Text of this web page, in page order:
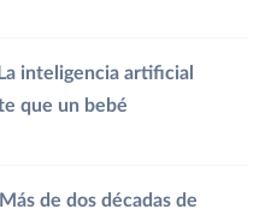
inteligencia artificial
que un bebé
de dos décadas de